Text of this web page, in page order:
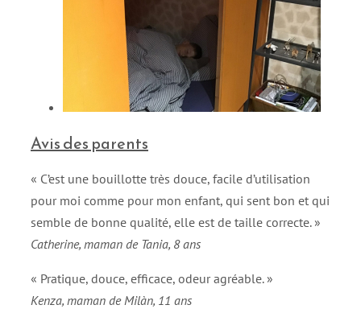
Avis des parents
« C’est une bouillotte très douce, facile d’utilisation
pour moi comme pour mon enfant, qui sent bon et qui
semble de bonne qualité, elle est de taille correcte. »
Catherine, maman de Tania, 8 ans
« Pratique, douce, efficace, odeur agréable. »
Kenza, maman de Milàn, 11 ans